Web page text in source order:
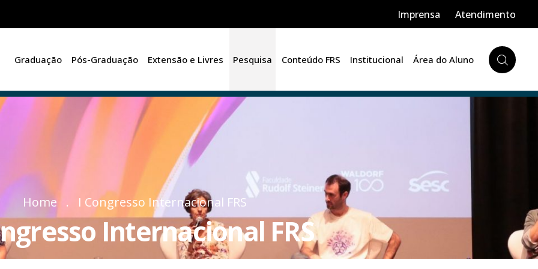
Imprensa Atendimento
Graduação Pós-Graduação Extensão e Livres Pesquisa Conteúdo FRS Institucional Área do Aluno
Home I Congresso Internacional FRS
Internacional FRS